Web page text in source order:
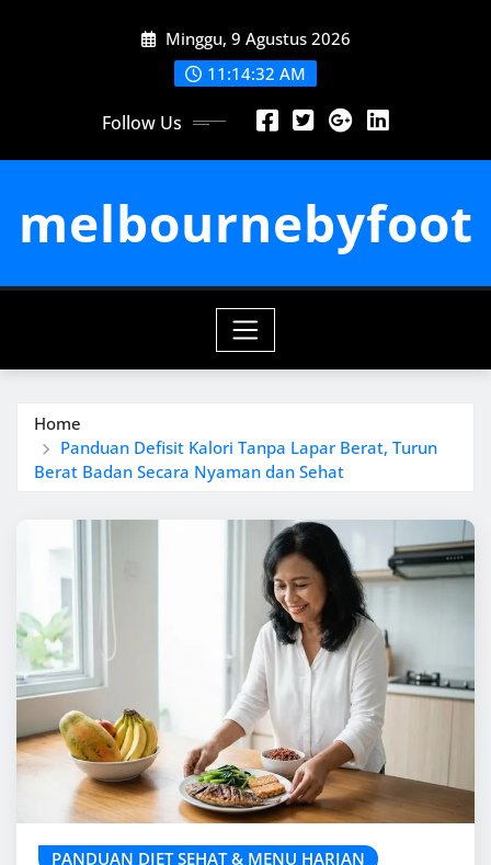
Minggu, 9 Agustus 2026
11:14:33 AM
Follow Us
melbournebyfoot
Home
Panduan Defisit Kalori Tanpa Lapar Berat, Turun
Berat Badan Secara Nyaman dan Sehat
PANDUAN DIET SEHAT & MENU HARIAN